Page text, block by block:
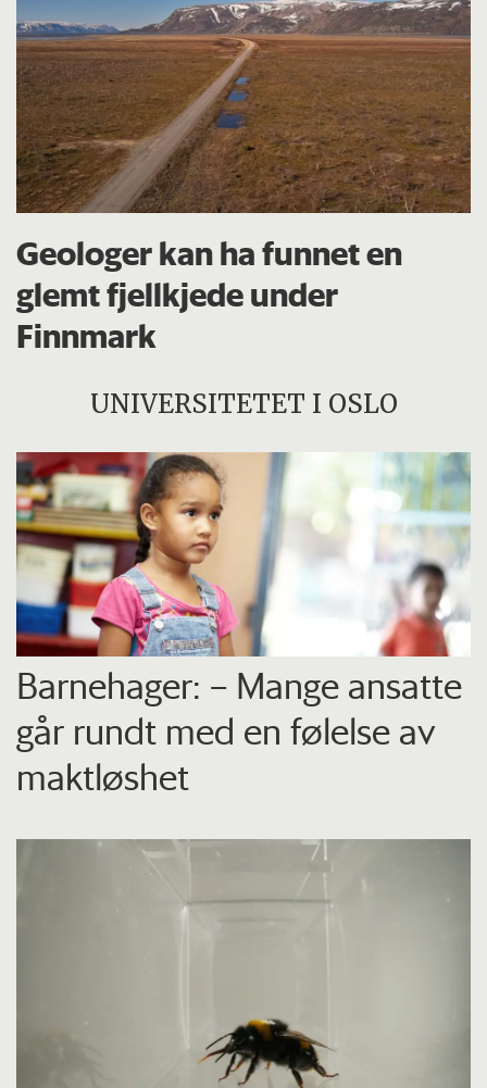
Geologer kan ha funnet en
glemt fjellkjede under
Finnmark
UNIVERSITETET I OSLO
Barnehager: – Mange ansatte
går rundt med en følelse av
maktløshet